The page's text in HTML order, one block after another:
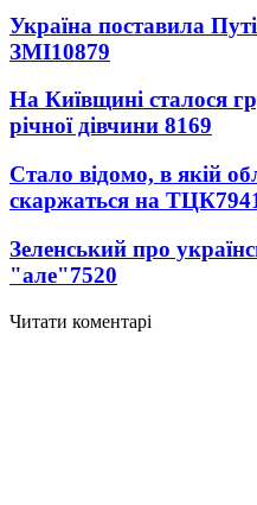
Україна поставила
ЗМІ10879
На Київщині сталося
річної дівчини 8169
Стало відомо, в якій
скаржаться на ТЦК
Зеленський про
"але"7520
Читати коментарі